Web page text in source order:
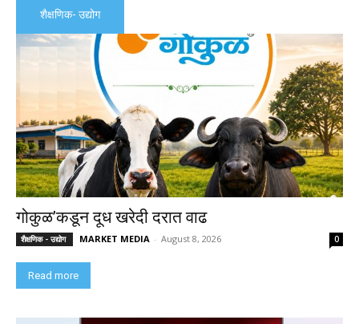
शैक्षणिक- उद्योग
गोकुळ’कडून दूध खरेदी दरात वाढ
शैक्षणिक - उद्योग MARKET MEDIA - August 8, 2026 0
Read more